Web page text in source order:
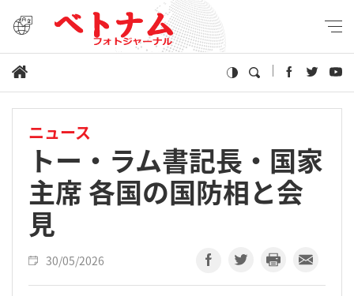
ニュース
トー・ラム書記長・国家
主席 各国の国防相と会
見
30/05/2026